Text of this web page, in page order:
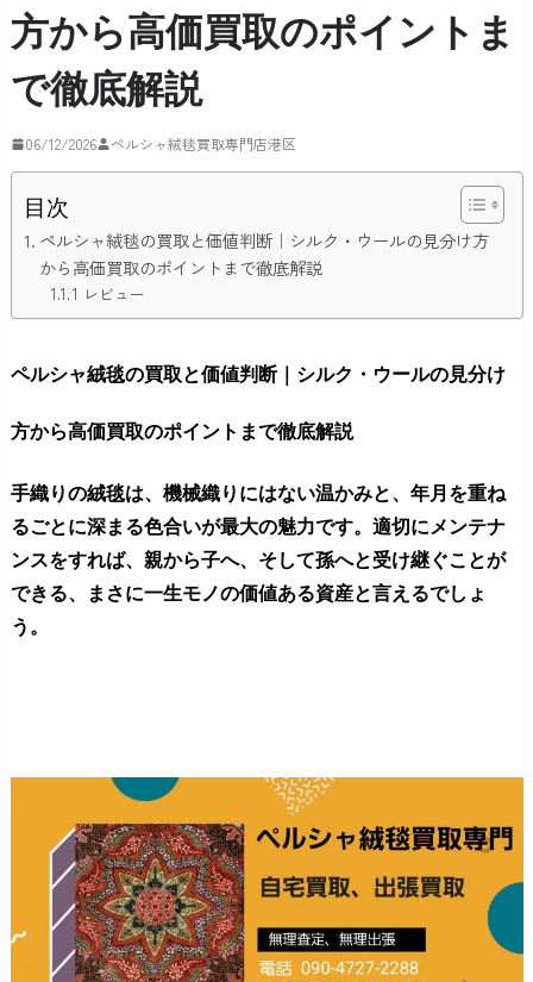
方から高価買取のポイントま
で徹底解説
06/12/2026 ペルシャ絨毯買取専門店港区
目次
ペルシャ絨毯の買取と価値判断｜シルク・ウールの見分け方
から高価買取のポイントまで徹底解説
1 レビュー
ペルシャ絨毯の買取と価値判断｜シルク・ウールの見分け
方から高価買取のポイントまで徹底解説
手織りの絨毯は、機械織りにはない温かみと、年月を重ね
るごとに深まる色合いが最大の魅力です。適切にメンテナ
ンスをすれば、親から子へ、そして孫へと受け継ぐことが
できる、まさに一生モノの価値ある資産と言えるでしょ
う。